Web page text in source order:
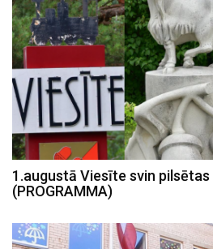
1.augustā Viesīte svin
(PROGRAMMA)